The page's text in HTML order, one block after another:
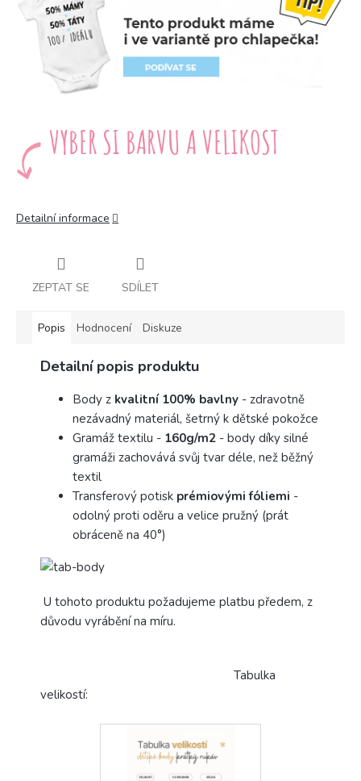
Detailní informace
ZEPTAT SE SDÍLET
Popis Hodnocení Diskuze
Detailní popis produktu
Body z kvalitní 100% bavlny - zdravotně
nezávadný materiál, šetrný k dětské pokožce
Gramáž textilu - 160g/m2 - body díky silné
gramáži zachovává svůj tvar déle, než běžný
textil
Transferový potisk prémiovými fóliemi -
odolný proti oděru a velice pružný (prát
obráceně na 40°)
U tohoto produktu požadujeme platbu předem, z
důvodu vyrábění na míru.
Tabulka
velikostí: